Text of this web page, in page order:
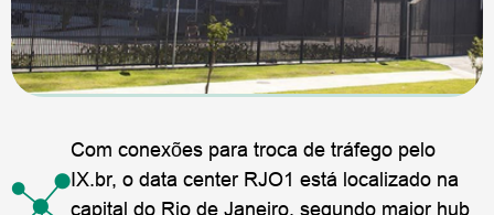
Com conexões para troca de tráfego pelo
IX.br, o data center RJO1 está localizado na
capital do Rio de Janeiro, segundo maior hub